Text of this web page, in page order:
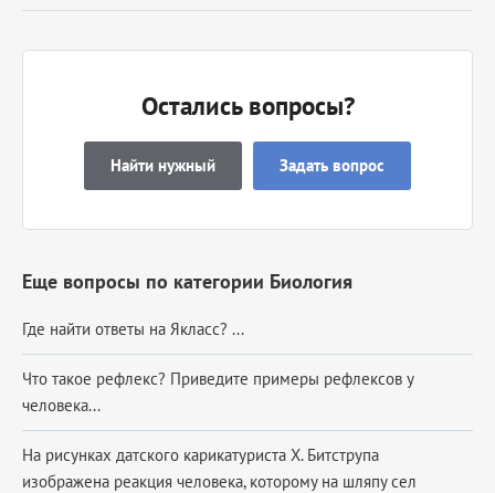
Остались вопросы?
Найти нужный Задать вопрос
Еще вопросы по категории Биология
Где найти ответы на Якласс? ​...
Что такое рефлекс? Приведите примеры рефлексов у
человека...
На рисунках датского карикатуриста Х. Битструпа
изображена реакция человека, которому на шляпу сел